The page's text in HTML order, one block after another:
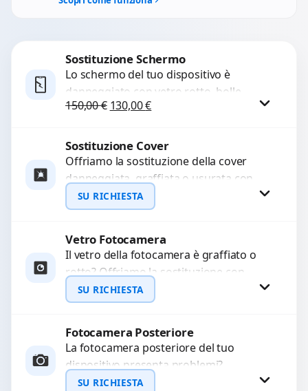
Sostituzione Schermo
Lo schermo del tuo dispositivo è
danneggiato con vetro rotto, bolle,
macchie, schermo nero o pixel morti?
150,00€ Il prezzo originale era: 150,00 €.
130,00€Il prezzo attuale è: 130,00 €.
Procedi
Sostituzione Cover
Offriamo la sostituzione della cover
danneggiata, graffiata o usurata con
ricambi di alta qualità e garantiti.
Ripristiniamo l’aspetto estetico e...
SU RICHIESTA
Richiedi Preventivo
WhatsApp
Vetro Fotocamera
Il vetro della fotocamera è graffiato o
rotto? Offriamo la sostituzione con
ricambi di alta qualità garantiti per 3
mesi....
SU RICHIESTA
Richiedi Preventivo
WhatsApp
Fotocamera Posteriore
La fotocamera posteriore del tuo
dispositivo presenta problemi?
Interveniamo per risolvere guasti come
SU RICHIESTA